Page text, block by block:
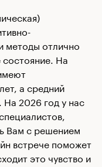
методы отлично
состояние. На
а средний
2026 год у нас
Вам с решением
встрече поможет
это чувство и